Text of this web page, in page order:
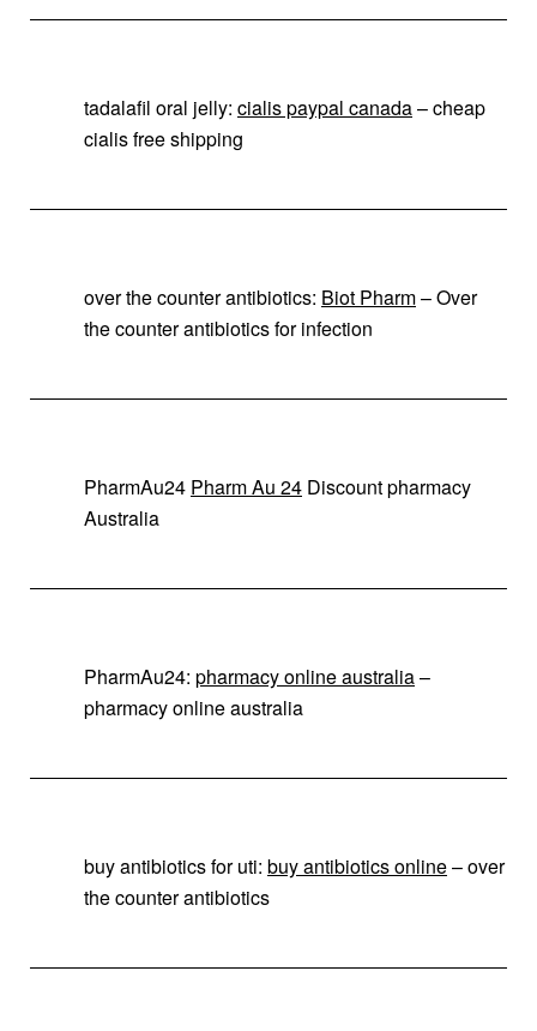
tadalafil oral jelly: cialis paypal canada– cheap
cialis free shipping
over the counter antibiotics: Biot Pharm– Over
the counter antibiotics for infection
PharmAu24 Pharm Au 24 Discount pharmacy
Australia
PharmAu24: pharmacy online australia–
pharmacy online australia
buy antibiotics for uti: buy antibiotics online– over
the counter antibiotics